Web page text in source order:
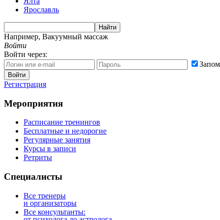
Ярославль
Найти
Например, Вакуумный массаж
Войти
Войти через:
Войти
Регистрация
Мероприятия
Расписание тренингов
Бесплатные и недорогие
Регулярные занятия
Курсы в записи
Ретриты
Специалисты
Все тренеры
и организаторы
Все консультанты: